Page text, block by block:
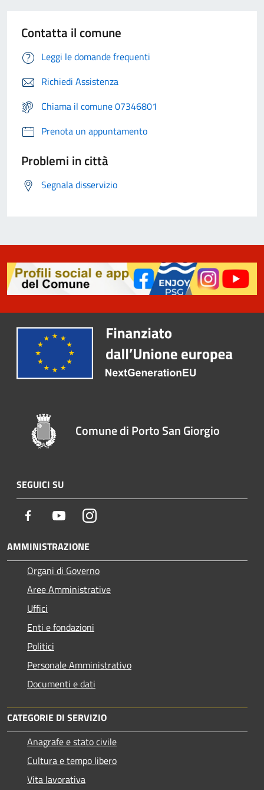
Contatta il comune
Leggi le domande frequenti
Richiedi Assistenza
Chiama il comune 07346801
Prenota un appuntamento
Problemi in città
Segnala disservizio
Comune di Porto San Giorgio
SEGUICI SU
Facebook YoutubeInstagram
AMMINISTRAZIONE
Organi di Governo
Aree Amministrative
Uffici
Enti e fondazioni
Politici
Personale Amministrativo
Documenti e dati
CATEGORIE DI SERVIZIO
Anagrafe e stato civile
Cultura e tempo libero
Vita lavorativa